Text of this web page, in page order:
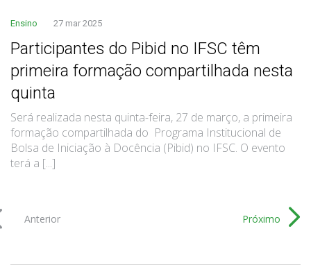
Ensino 27 mar 2025
Participantes do Pibid no IFSC têm
primeira formação compartilhada nesta
quinta
Será realizada nesta quinta-feira, 27 de março, a primeira
formação compartilhada do Programa Institucional de
Bolsa de Iniciação à Docência (Pibid) no IFSC. O evento
terá a [...]
Anterior Próximo